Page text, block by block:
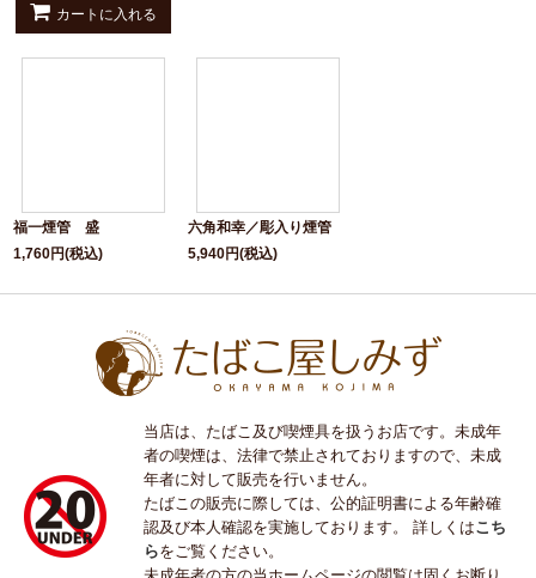
カートに入れる
福一煙管 盛
1,760円(税込)
六角和幸／彫入り煙管
5,940円(税込)
当店は、たばこ及び喫煙具を扱うお店です。未成年
者の喫煙は、法律で禁止されておりますので、未成
年者に対して販売を行いません。
たばこの販売に際しては、公的証明書による年齢確
認及び本人確認を実施しております。 詳しくはこち
らをご覧ください。